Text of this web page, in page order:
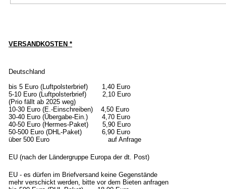
VERSANDKOSTEN *
Deutschland
bis 5 Euro (Luftpolsterbrief) 1,40 Euro
5-10 Euro (Luftpolsterbrief) 2,10 Euro
(Prio fällt ab 2025 weg)
10-30 Euro (E.-Einschreiben) 4,50 Euro
30-40 Euro (Übergabe-Ein.) 4,70 Euro
40-50 Euro (Hermes-Paket) 5,90 Euro
50-500 Euro (DHL-Paket) 6,90 Euro
über 500 Euro auf Anfrage
EU (nach der Ländergruppe Europa der dt. Post)
EU - es dürfen im Briefversand keine Gegenstände
mehr verschickt werden, bitte vor dem Bieten anfragen